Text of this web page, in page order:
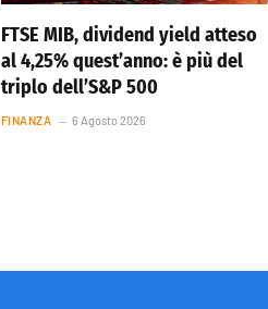
FTSE MIB, dividend yield atteso
al 4,25% quest’anno: è più del
triplo dell’S&P 500
FINANZA 6 Agosto 2026